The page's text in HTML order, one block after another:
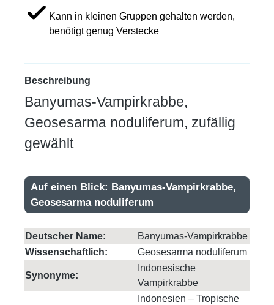
Kann in kleinen Gruppen gehalten werden,
benötigt genug Verstecke
Beschreibung
Banyumas-Vampirkrabbe,
Geosesarma noduliferum, zufällig
gewählt
Auf einen Blick: Banyumas-Vampirkrabbe,
Geosesarma noduliferum
Deutscher Name:
Banyumas-Vampirkrabbe
Wissenschaftlich:
Geosesarma noduliferum
Synonyme:
Indonesische
Vampirkrabbe
Indonesien – Tropische